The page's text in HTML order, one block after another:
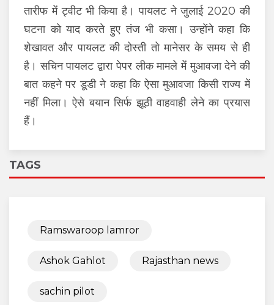
तारीफ में ट्वीट भी किया है। पायलट ने जुलाई 2020 की
घटना को याद करते हुए तंज भी कसा। उन्होंने कहा कि
शेखावत और पायलट की दोस्ती तो मानेसर के समय से ही
है। सचिन पायलट द्वारा पेपर लीक मामले में मुआवजा देने की
बात कहने पर डूडी ने कहा कि ऐसा मुआवजा किसी राज्य में
नहीं मिला। ऐसे बयान सिर्फ झूठी वाहवाही लेने का प्रयास
हैं।
TAGS
Ramswaroop lamror
Ashok Gahlot Rajasthan news
sachin pilot